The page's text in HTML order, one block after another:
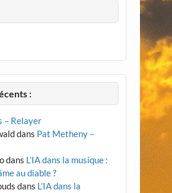
:
– Relayer
dans Pat Metheny –
dans L’IA dans la musique :
au diable ?
dans L’IA dans la